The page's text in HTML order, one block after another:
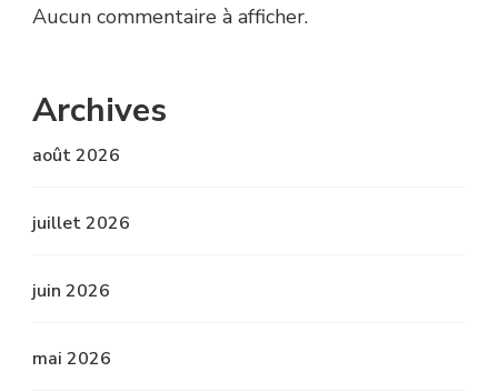
Aucun commentaire à afficher.
Archives
août 2026
juillet 2026
juin 2026
mai 2026